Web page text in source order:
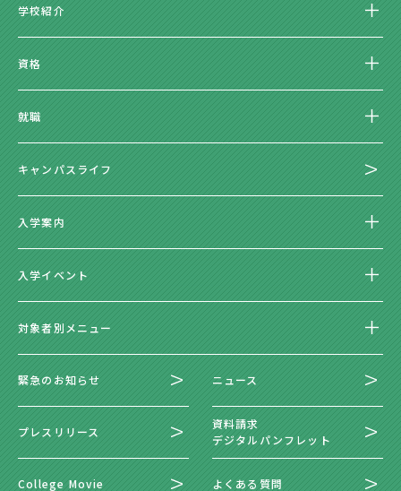
学校紹介
資格
就職
キャンパスライフ
入学案内
入学イベント
対象者別メニュー
緊急のお知らせ ニュース
プレスリリース
資料請求
デジタルパンフレット
College Movie よくある質問